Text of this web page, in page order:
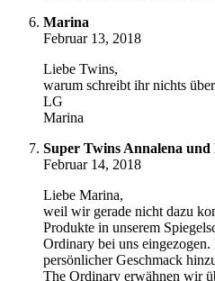
Marina
Februar 13, 2018
Liebe Twins,
warum schreibt ihr nichts
LG
Marina
Super Twins Annalena und
Februar 14, 2018
Liebe Marina,
weil wir gerade nicht dazu
Produkte in unserem
Ordinary bei uns
persönlicher Geschmack
The Ordinary erwähnen wir